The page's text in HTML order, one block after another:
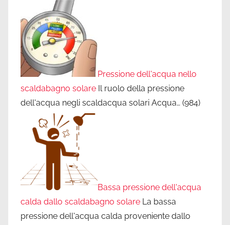
Pressione dell'acqua nello
scaldabagno solare Il ruolo della pressione
dell'acqua negli scaldacqua solari Acqua… (984)
Bassa pressione dell'acqua
calda dallo scaldabagno solare La bassa
pressione dell'acqua calda proveniente dallo